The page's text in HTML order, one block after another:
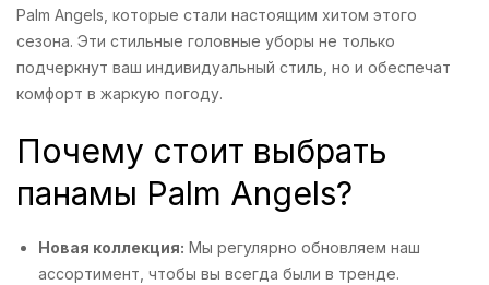
Palm Angels, которые стали настоящим хитом этого
сезона. Эти стильные головные уборы не только
подчеркнут ваш индивидуальный стиль, но и обеспечат
комфорт в жаркую погоду.
Почему стоит выбрать
панамы Palm Angels?
Новая коллекция: Мы регулярно обновляем наш
ассортимент, чтобы вы всегда были в тренде.